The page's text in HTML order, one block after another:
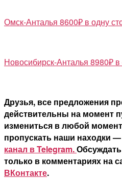
Омск-Анталья 8600₽ в одну
Новосибирск-Анталья 8980₽ в
Друзья, все предложения
действительны на момент
измениться в любой
пропускать наши находки
канал в Telegram.
только в комментариях на
ВКонтакте.